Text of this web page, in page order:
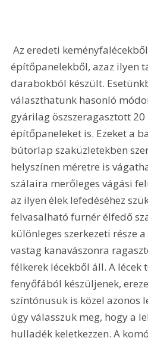
Az eredeti keményfalécekből összeragasztott ún.
építőpanelekből, azaz ilyen
darabokból készült.
választhatunk hasonló
gyárilag öszszeragasztott
építőpaneleket is. Ezeket a
bútorlap szaküzletekben
helyszínen méretre is
szálaira merőleges vágási
az ilyen élek lefedéséhez
felvasalható furnér élfedő
különleges szerkezeti része
vastag kanavászonra
félkerek lécekből áll. A lécek
fenyőfából készüljenek,
színtónusuk is közel azonos
úgy válasszuk meg, hogy a
hulladék keletkezzen. A